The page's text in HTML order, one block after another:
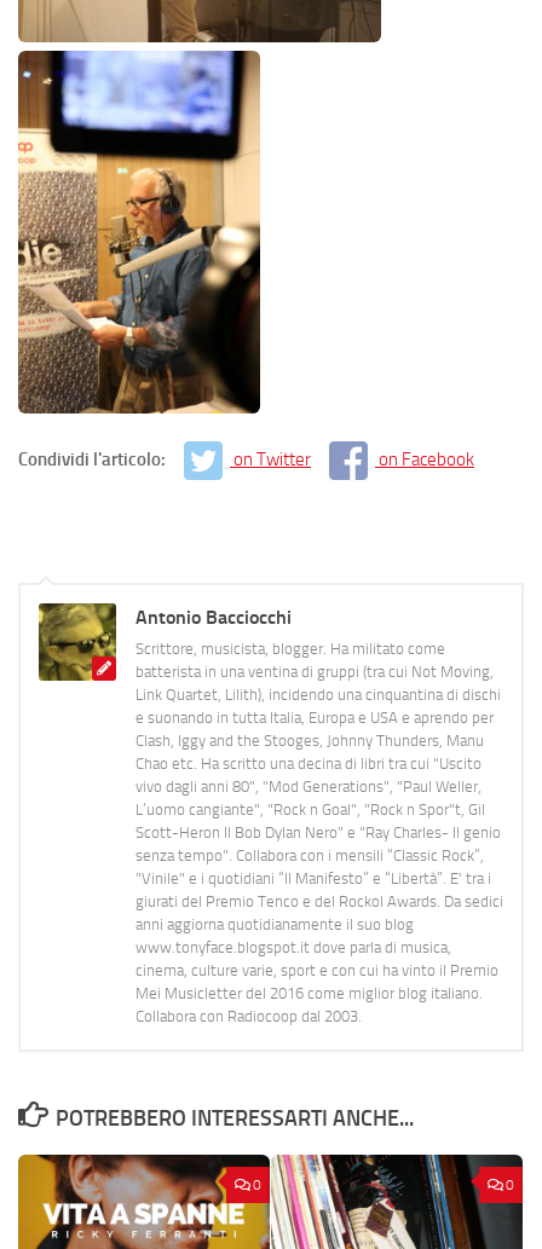
Condividi l'articolo: on Twitter on Facebook
Antonio Bacciocchi
Scrittore, musicista, blogger. Ha militato come
batterista in una ventina di gruppi (tra cui Not Moving,
Link Quartet, Lilith), incidendo una cinquantina di dischi
e suonando in tutta Italia, Europa e USA e aprendo per
Clash, Iggy and the Stooges, Johnny Thunders, Manu
Chao etc. Ha scritto una decina di libri tra cui "Uscito
vivo dagli anni 80", "Mod Generations", "Paul Weller,
L’uomo cangiante", "Rock n Goal", "Rock n Spor"t, Gil
Scott-Heron Il Bob Dylan Nero" e "Ray Charles- Il genio
senza tempo". Collabora con i mensili “Classic Rock”,
"Vinile" e i quotidiani “Il Manifesto” e “Libertà”. E' tra i
giurati del Premio Tenco e del Rockol Awards. Da sedici
anni aggiorna quotidianamente il suo blog
www.tonyface.blogspot.it dove parla di musica,
cinema, culture varie, sport e con cui ha vinto il Premio
Mei Musicletter del 2016 come miglior blog italiano.
Collabora con Radiocoop dal 2003.
POTREBBERO INTERESSARTI ANCHE...
0 0